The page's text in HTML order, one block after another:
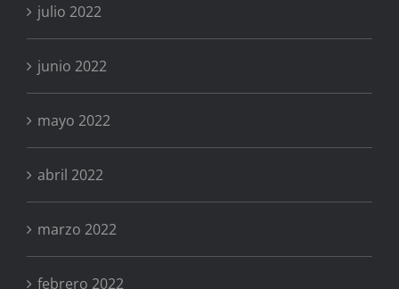
julio 2022
junio 2022
mayo 2022
abril 2022
marzo 2022
febrero 2022